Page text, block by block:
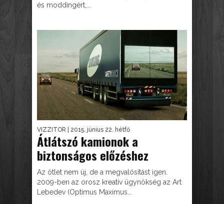
és moddingért,...
VIZZITOR | 2015. június 22. hétfő
Átlátszó kamionok a
biztonságos előzéshez
Az ötlet nem új, de a megvalósítást igen.
2009-ben az orosz kreatív ügynökség az Art
Lebedev (Optimus Maximus...